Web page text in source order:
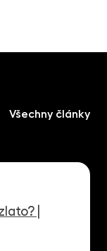
Všechny články
|